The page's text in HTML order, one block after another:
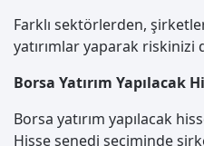
Farklı sektörlerden,
yatırımlar yaparak riskinizi
Borsa Yatırım Yapılacak
Borsa yatırım yapılacak
Hisse senedi seçiminde